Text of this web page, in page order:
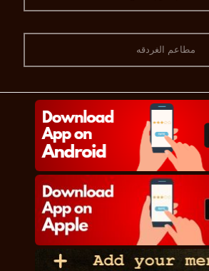
مطاعم الغردقه